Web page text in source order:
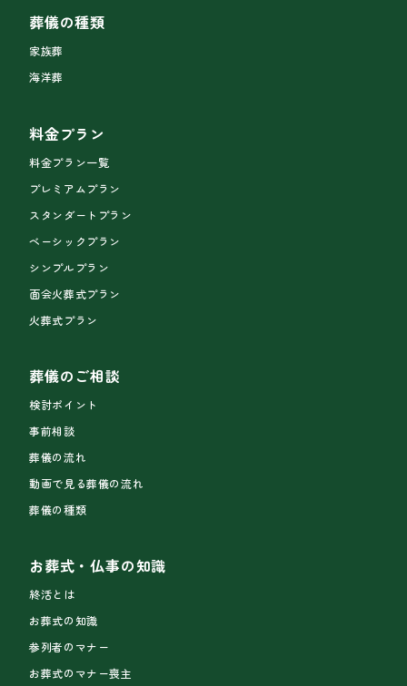
葬儀の種類
家族葬
海洋葬
料金プラン
料金プラン一覧
プレミアムプラン
スタンダートプラン
ベーシックプラン
シンプルプラン
面会火葬式プラン
火葬式プラン
葬儀のご相談
検討ポイント
事前相談
葬儀の流れ
動画で見る葬儀の流れ
葬儀の種類
お葬式・仏事の知識
終活とは
お葬式の知識
参列者のマナー
お葬式のマナー喪主